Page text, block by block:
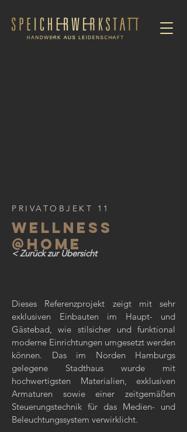
PRIVATOBJEKT 11
< Zurück zur Übersicht
WELLNESS
@HOME
Dieses Referenzprojekt zeigt mit sehr
exklusiven Einbauten im Haupt- und
Gästebad, wie stilsicher und funktional
moderne Einrichtungen umgesetzt werden
können. Das im Norden Hamburgs
gelegene Stadthaus wurde mit
hochwertigsten Materialien, exklusiven
Armaturen sowie einer zeitgemäßen
Steuerungstechnik für das Medien- und
Beleuchtungssystem verwirklicht.